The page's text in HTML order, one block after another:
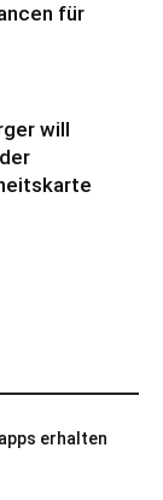
für
will
erhalten